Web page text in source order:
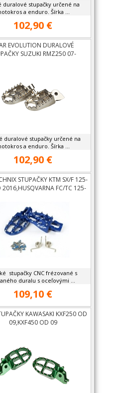
duralové stupačky určené na
a enduro. Šírka ...
102,90 €
EVOLUTION DURALOVÉ
SUZUKI RMZ250 07-
duralové stupačky určené na
a enduro. Šírka ...
102,90 €
STUPAČKY KTM SX/F 125-
FC/TC 125-
stupačky CNC frézované s
duralu s oceľovými ...
109,10 €
KAWASAKI KXF250 OD
09,KXF450 OD 09